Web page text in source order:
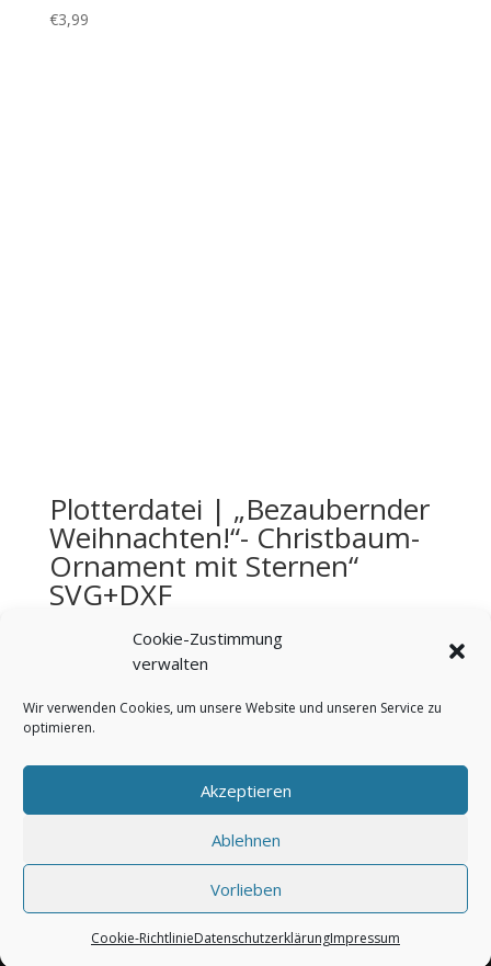
Cookie-Zustimmung
verwalten
Wir verwenden Cookies, um unsere Website und unseren Service zu
optimieren.
Akzeptieren
Ablehnen
Vorlieben
Cookie-RichtlinieDatenschutzerklärungImpressum
€3,99
Plotterdatei | „Bezaubernder
Weihnachten!“- Christbaum-
Ornament mit Sternen“
SVG+DXF
AGB
Impressum Über mich
Kontakt
Cookie-Richtlinie (EU)
Datenschutzerklärung
ConnysKreativeWelt | Conny Prummer-Beischer |
©2021